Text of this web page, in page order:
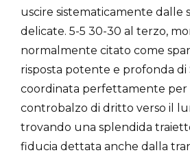
uscire sistematicamente dalle
delicate. 5-5 30-30 al terzo,
normalmente citato come
risposta potente e profonda di
coordinata perfettamente per
controbalzo di dritto verso il
trovando una splendida
fiducia dettata anche dalla